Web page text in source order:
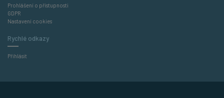
Prohlášení o přístupnosti
GDPR
Nastavení cookies
Rychlé odkazy
Přihlásit